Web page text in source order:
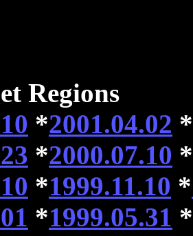
Regions
*2001.04.02 *
*2000.07.10 *
*1999.11.10 *
*1999.05.31 *